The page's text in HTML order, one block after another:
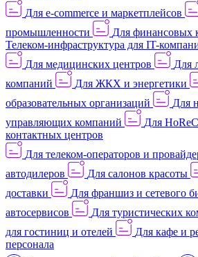
Для e-commerce и маркетплейсов
промышленности
Для финансовых
Телеком-инфраструктура для IT-
Для медицинских центров
Для
компаний
Для ЖКХ и энергетики
образовательных организаций
Для
управляющих компаний
Для
контактных центров
Для телеком-операторов и
автодилеров
Для салонов красоты
доставки
Для франшиз и сетевого
автосервисов
Для туристических
для гостиниц и отелей
Для кафе и
персонала